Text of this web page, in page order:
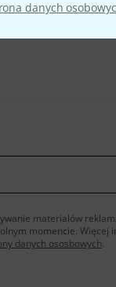
danych
materialów
momencie.
danych ososbowych.